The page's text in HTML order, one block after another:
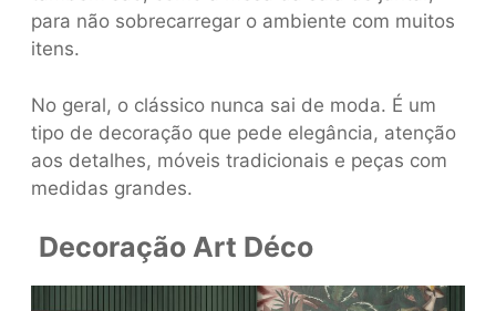
para não sobrecarregar o ambiente com muitos
itens.
No geral, o clássico nunca sai de moda. É um
tipo de decoração que pede elegância, atenção
aos detalhes, móveis tradicionais e peças com
medidas grandes.
Decoração Art Déco